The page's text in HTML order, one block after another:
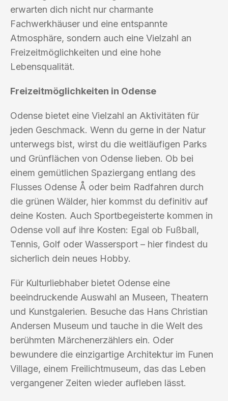
erwarten dich nicht nur charmante
Fachwerkhäuser und eine entspannte
Atmosphäre, sondern auch eine Vielzahl an
Freizeitmöglichkeiten und eine hohe
Lebensqualität.
Freizeitmöglichkeiten in Odense
Odense bietet eine Vielzahl an Aktivitäten für
jeden Geschmack. Wenn du gerne in der Natur
unterwegs bist, wirst du die weitläufigen Parks
und Grünflächen von Odense lieben. Ob bei
einem gemütlichen Spaziergang entlang des
Flusses Odense Å oder beim Radfahren durch
die grünen Wälder, hier kommst du definitiv auf
deine Kosten. Auch Sportbegeisterte kommen in
Odense voll auf ihre Kosten: Egal ob Fußball,
Tennis, Golf oder Wassersport – hier findest du
sicherlich dein neues Hobby.
Für Kulturliebhaber bietet Odense eine
beeindruckende Auswahl an Museen, Theatern
und Kunstgalerien. Besuche das Hans Christian
Andersen Museum und tauche in die Welt des
berühmten Märchenerzählers ein. Oder
bewundere die einzigartige Architektur im Funen
Village, einem Freilichtmuseum, das das Leben
vergangener Zeiten wieder aufleben lässt.